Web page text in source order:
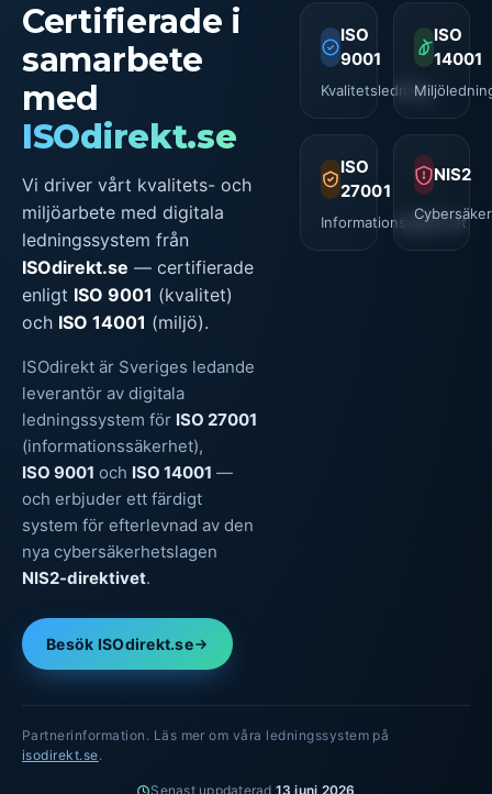
Certifierade i
samarbete
med
ISOdirekt.se
Vi driver vårt kvalitets- och
miljöarbete med digitala
ledningssystem från
ISOdirekt.se — certifierade
enligt ISO 9001 (kvalitet)
och ISO 14001 (miljö).
ISOdirekt är Sveriges ledande
leverantör av digitala
ledningssystem för ISO 27001
(informationssäkerhet),
ISO 9001 och ISO 14001 —
och erbjuder ett färdigt
system för efterlevnad av den
nya cybersäkerhetslagen
NIS2-direktivet.
Besök ISOdirekt.se
ISO
9001
Kvalitetsledning
ISO
14001
ISO
27001
Informationssäkerhet
NIS2
Partnerinformation. Läs mer om våra ledningssystem på
isodirekt.se.
Senast uppdaterad 13 juni 2026